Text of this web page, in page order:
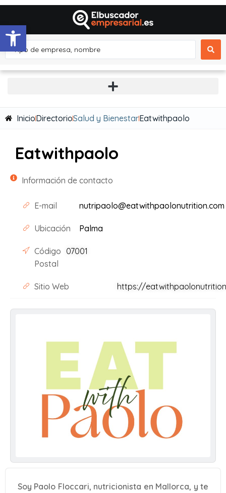
Abrir barra de herramientas
InicioDirectorioSalud y BienestarEatwithpaolo
Eatwithpaolo
Información de contacto
E-mail nutripaolo@eatwithpaolonutrition.com
Ubicación Palma
Código
Postal
07001
Sitio Web https://
Soy Paolo Floccari, nutricionista en Mallorca, y te